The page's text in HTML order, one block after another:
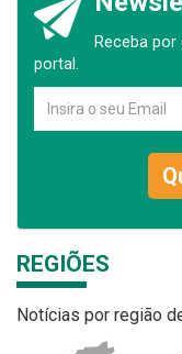
Receba
portal.
REGIÕES
Notícias por região